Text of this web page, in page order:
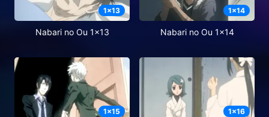
1x13
Nabari no Ou 1x13
1x14
Nabari no Ou 1x14
1x15 1x16